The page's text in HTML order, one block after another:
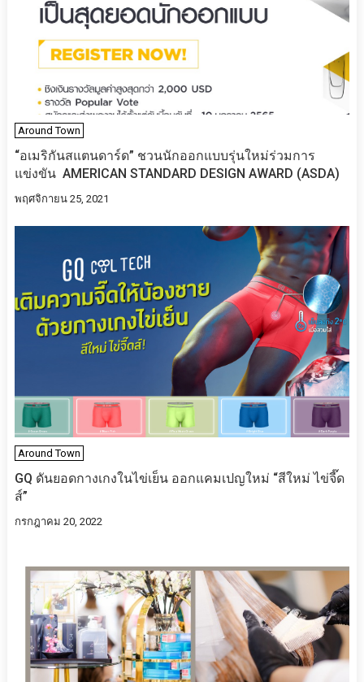
Around Town
“อเมริกันสแตนดาร์ด” ชวนนักออกแบบรุ่นใหม่ร่วมการ
แข่งขัน AMERICAN STANDARD DESIGN AWARD (ASDA)
พฤศจิกายน 25, 2021
Around Town
GQ ดันยอดกางเกงในไข่เย็น ออกแคมเปญใหม่ “สีใหม่ ไข่จี๊ด
ส์”
กรกฎาคม 20, 2022